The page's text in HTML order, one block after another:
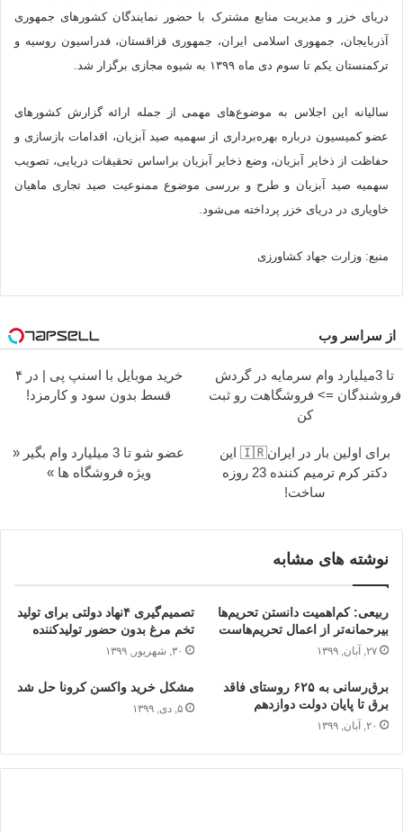
دریای خزر و مدیریت منابع مشترک با حضور نمایندگان کشورهای جمهوری
آذربایجان، جمهوری اسلامی ایران، جمهوری قزاقستان، فدراسیون روسیه و
ترکمنستان یکم تا سوم دی ماه ۱۳۹۹ به شیوه مجازی برگزار شد.
سالیانه این اجلاس به موضوع‌های مهمی از جمله ارائه گزارش کشورهای
عضو کمیسیون درباره بهره‌برداری از سهمیه صید آبزیان، اقدامات بازسازی و
حفاظت از ذخایر آبزیان، وضع ذخایر آبزیان براساس تحقیقات دریایی، تصویب
سهمیه صید آبزیان و طرح و بررسی موضوع ممنوعیت صید تجاری ماهیان
خاویاری در دریای خزر پرداخته می‌شود.
منبع: وزارت جهاد کشاورزی
از سراسر وب
تا 3میلیارد وام سرمایه در گردش
فروشندگان => فروشگاهت رو ثبت
کن
خرید موبایل با اسنپ پی | در ۴
قسط بدون سود و کارمزد!
برای اولین بار در ایران🇮🇷 این
دکتر کرم ترمیم کننده 23 روزه
ساخت!
عضو شو تا 3 میلیارد وام بگیر «
ویژه فروشگاه ها »
نوشته های مشابه
ربیعی: کم‌اهمیت‌ دانستن تحریم‌ها
بیرحمانه‌تر از اعمال تحریم‌هاست
۲۷, آبان, ۱۳۹۹
تصمیم‌گیری ۴نهاد دولتی برای تولید
تخم مرغ بدون حضور تولیدکننده
۳۰, شهریور, ۱۳۹۹
برق‌رسانی به ۶۲۵ روستای فاقد
برق تا پایان دولت دوازدهم
۲۰, آبان, ۱۳۹۹
مشکل خرید واکسن کرونا حل شد
۵, دی, ۱۳۹۹